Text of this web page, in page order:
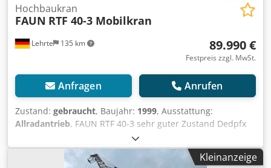
Lehrte 135 km
Hochbaukran
FAUN RTF 40-3 Mobilkran
89.990 €
Festpreis zzgl. MwSt.
Anfragen Anrufen
Zustand: gebraucht, Baujahr: 1999, Ausstattung:
Allradantrieb, FAUN RTF 40-3 sehr guter Zustand Dedpfx
Aowpn Saem Reck in 2021 neu Lackiert und ist bei uns im
Einsatz Inzahlungnahme unter Umständen denkbar / LFBK
/ Brillen Fzg. / AWU APU / VSN / GDV Listungsfähig HU neu
Kleinanzeige